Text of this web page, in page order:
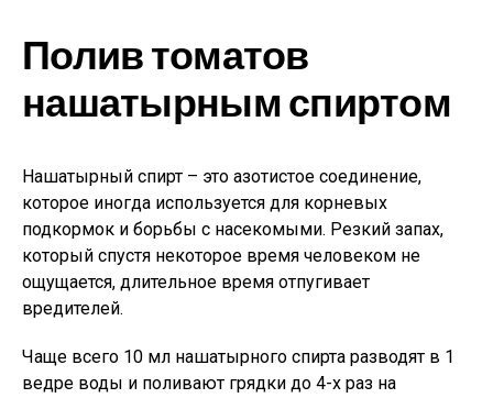
Полив томатов
нашатырным спиртом
Нашатырный спирт – это азотистое соединение,
которое иногда используется для корневых
подкормок и борьбы с насекомыми. Резкий запах,
который спустя некоторое время человеком не
ощущается, длительное время отпугивает
вредителей.
Чаще всего 10 мл нашатырного спирта разводят в 1
ведре воды и поливают грядки до 4-х раз на